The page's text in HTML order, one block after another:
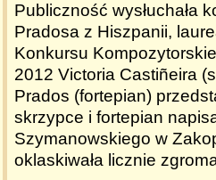
Publiczność wysłuchała
Pradosa z Hiszpanii,
Konkursu
2012 Victoria Castiñeira
Prados (fortepian)
skrzypce i fortepian
Szymanowskiego w
oklaskiwała licznie